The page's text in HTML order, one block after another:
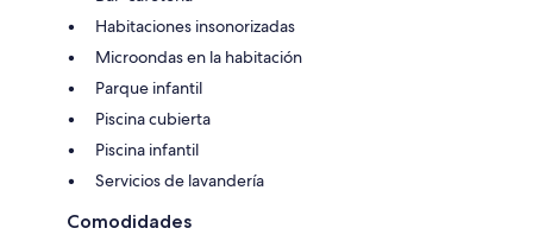
Habitaciones insonorizadas
Microondas en la habitación
Parque infantil
Piscina cubierta
Piscina infantil
Servicios de lavandería
Comodidades